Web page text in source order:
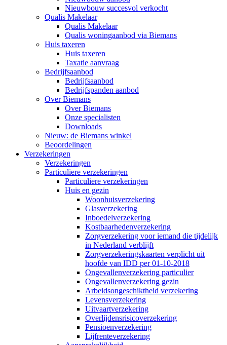
Nieuwbouw succesvol verkocht
Qualis Makelaar
Qualis Makelaar
Qualis woningaanbod via Biemans
Huis taxeren
Huis taxeren
Taxatie aanvraag
Bedrijfsaanbod
Bedrijfsaanbod
Bedrijfspanden aanbod
Over Biemans
Over Biemans
Onze specialisten
Downloads
Nieuw: de Biemans winkel
Beoordelingen
Verzekeringen
Verzekeringen
Particuliere verzekeringen
Particuliere verzekeringen
Huis en gezin
Woonhuisverzekering
Glasverzekering
Inboedelverzekering
Kostbaarhedenverzekering
Zorgverzekering voor iemand die tijdelijk
in Nederland verblijft
Zorgverzekeringskaarten verplicht uit
hoofde van IDD per 01-10-2018
Ongevallenverzekering particulier
Ongevallenverzekering gezin
Arbeidsongeschiktheid verzekering
Levensverzekering
Uitvaartverzekering
Overlijdensrisicoverzekering
Pensioenverzekering
Lijfrenteverzekering